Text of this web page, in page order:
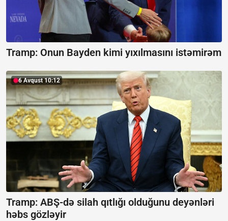
Tramp: Onun Bayden kimi yıxılmasını istəmirəm
6 Avqust 10:12
Tramp: ABŞ-də silah qıtlığı olduğunu deyənləri
həbs gözləyir